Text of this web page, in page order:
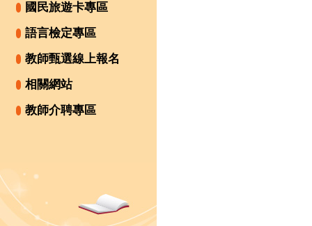
國民旅遊卡專區
語言檢定專區
教師甄選線上報名
相關網站
教師介聘專區